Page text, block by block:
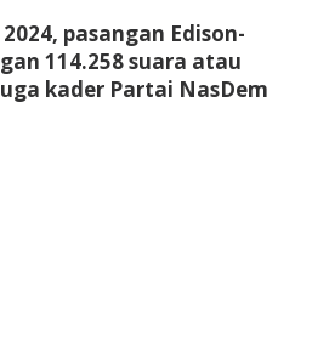
pasangan Edison-
114.258 suara atau
kader Partai NasDem